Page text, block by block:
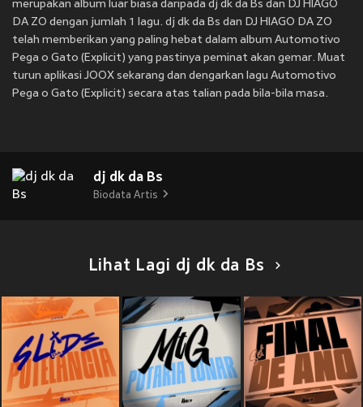
merupakan album luar biasa daripada dj dk da Bs dan DJ HIAGO
DA ZO dengan jumlah 1 lagu. dj dk da Bs dan DJ HIAGO DA ZO
telah memberikan yang paling hebat dalam album Automotivo
Pega o Gato (Explicit) yang pastinya peminat akan gemar. Muat
turun aplikasi JOOX sekarang dan dengarkan lagu Automotivo
Pega o Gato (Explicit) secara atas talian pada bila-bila masa.
dj dk da Bs
Biodata Artis
Lihat Lagi dj dk da Bs